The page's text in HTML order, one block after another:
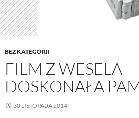
BEZ KATEGORII
FILM Z WESELA –
DOSKONAŁA
30 LISTOPADA 2014